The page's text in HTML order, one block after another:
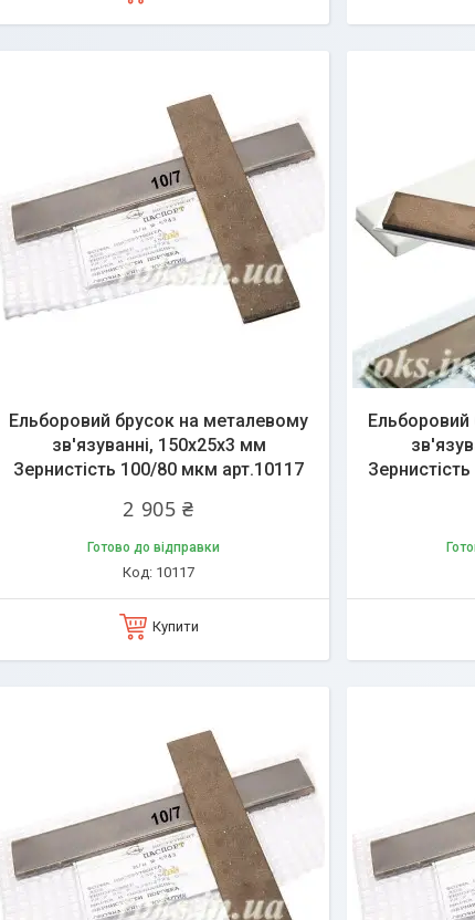
Ельборовий брусок на металевому
зв'язуванні, 150х25х3 мм
Зернистість 100/80 мкм арт.10117
2 905 ₴
Готово до відправки
10117
Купити
Ельборовий